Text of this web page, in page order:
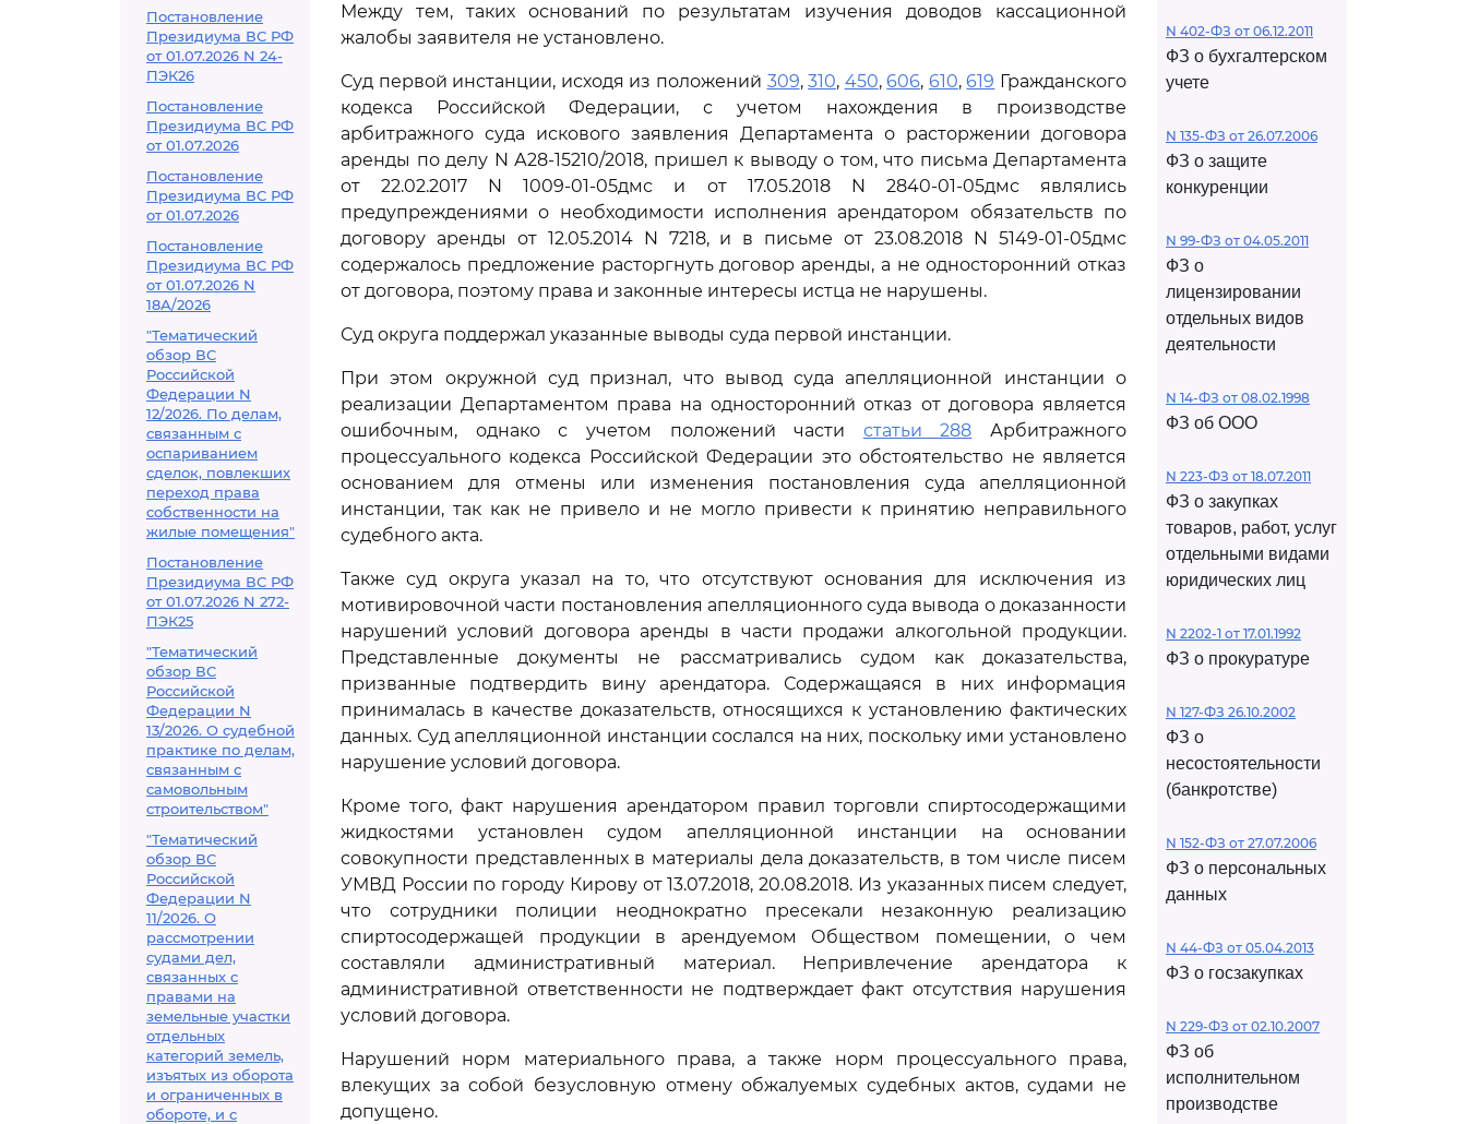
Постановление
Президиума ВС РФ
от 01.07.2026 N 24-
ПЭК26
Постановление
Президиума ВС РФ
от 01.07.2026
Постановление
Президиума ВС РФ
от 01.07.2026
Постановление
Президиума ВС РФ
от 01.07.2026 N
18А/2026
"Тематический
обзор ВС
Российской
Федерации N
12/2026. По делам,
связанным с
оспариванием
сделок, повлекших
переход права
собственности на
жилые помещения"
Постановление
Президиума ВС РФ
от 01.07.2026 N 272-
ПЭК25
"Тематический
обзор ВС
Российской
Федерации N
13/2026. О судебной
практике по делам,
связанным с
самовольным
строительством"
"Тематический
обзор ВС
Российской
Федерации N
11/2026. О
рассмотрении
судами дел,
связанных с
правами на
земельные участки
отдельных
категорий земель,
изъятых из оборота
и ограниченных в
обороте, и с
Между тем, таких оснований по результатам изучения доводов кассационной
жалобы заявителя не установлено.
Суд первой инстанции, исходя из положений 309,310, 450,606, 610,619 Гражданского
кодекса Российской Федерации, с учетом нахождения в производстве
арбитражного суда искового заявления Департамента о расторжении договора
аренды по делу N А28-15210/2018, пришел к выводу о том, что письма Департамента
от 22.02.2017 N 1009-01-05дмс и от 17.05.2018 N 2840-01-05дмс являлись
предупреждениями о необходимости исполнения арендатором обязательств по
договору аренды от 12.05.2014 N 7218, и в письме от 23.08.2018 N 5149-01-05дмс
содержалось предложение расторгнуть договор аренды, а не односторонний отказ
от договора, поэтому права и законные интересы истца не нарушены.
Суд округа поддержал указанные выводы суда первой инстанции.
При этом окружной суд признал, что вывод суда апелляционной инстанции о
реализации Департаментом права на односторонний отказ от договора является
ошибочным, однако с учетом положений части статьи 288 Арбитражного
процессуального кодекса Российской Федерации это обстоятельство не является
основанием для отмены или изменения постановления суда апелляционной
инстанции, так как не привело и не могло привести к принятию неправильного
судебного акта.
Также суд округа указал на то, что отсутствуют основания для исключения из
мотивировочной части постановления апелляционного суда вывода о доказанности
нарушений условий договора аренды в части продажи алкогольной продукции.
Представленные документы не рассматривались судом как доказательства,
призванные подтвердить вину арендатора. Содержащаяся в них информация
принималась в качестве доказательств, относящихся к установлению фактических
данных. Суд апелляционной инстанции сослался на них, поскольку ими установлено
нарушение условий договора.
Кроме того, факт нарушения арендатором правил торговли спиртосодержащими
жидкостями установлен судом апелляционной инстанции на основании
совокупности представленных в материалы дела доказательств, в том числе писем
УМВД России по городу Кирову от 13.07.2018, 20.08.2018. Из указанных писем следует,
что сотрудники полиции неоднократно пресекали незаконную реализацию
спиртосодержащей продукции в арендуемом Обществом помещении, о чем
составляли административный материал. Непривлечение арендатора к
административной ответственности не подтверждает факт отсутствия нарушения
условий договора.
Нарушений норм материального права, а также норм процессуального права,
влекущих за собой безусловную отмену обжалуемых судебных актов, судами не
допущено.
N 402-ФЗ от 06.12.2011
ФЗ о бухгалтерском
учете
N 135-ФЗ от 26.07.2006
ФЗ о защите
конкуренции
N 99-ФЗ от 04.05.2011
ФЗ о
лицензировании
отдельных видов
деятельности
N 14-ФЗ от 08.02.1998
ФЗ об ООО
N 223-ФЗ от 18.07.2011
ФЗ о закупках
товаров, работ, услуг
отдельными видами
юридических лиц
N 2202-1 от 17.01.1992
ФЗ о прокуратуре
N 127-ФЗ 26.10.2002
ФЗ о
несостоятельности
(банкротстве)
N 152-ФЗ от 27.07.2006
ФЗ о персональных
данных
N 44-ФЗ от 05.04.2013
ФЗ о госзакупках
N 229-ФЗ от 02.10.2007
ФЗ об
исполнительном
производстве